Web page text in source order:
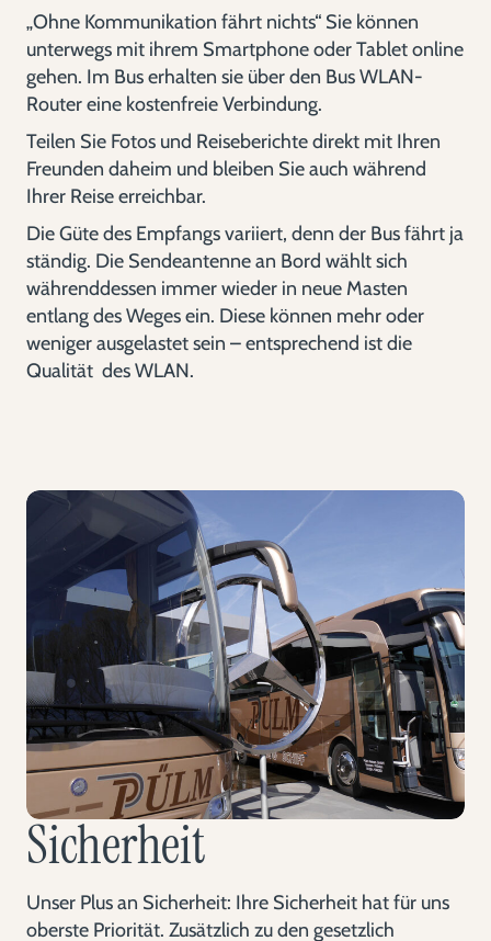
„Ohne Kommunikation fährt nichts“ Sie können
unterwegs mit ihrem Smartphone oder Tablet online
gehen. Im Bus erhalten sie über den Bus WLAN-
Router eine kostenfreie Verbindung.
Teilen Sie Fotos und Reiseberichte direkt mit Ihren
Freunden daheim und bleiben Sie auch während
Ihrer Reise erreichbar.
Die Güte des Empfangs variiert, denn der Bus fährt ja
ständig. Die Sendeantenne an Bord wählt sich
währenddessen immer wieder in neue Masten
entlang des Weges ein. Diese können mehr oder
weniger ausgelastet sein – entsprechend ist die
Qualität des WLAN.
Sicherheit
Unser Plus an Sicherheit: Ihre Sicherheit hat für uns
oberste Priorität. Zusätzlich zu den gesetzlich